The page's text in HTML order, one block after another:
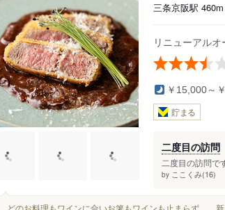
三条京阪駅
リニューアル
￥15,000～
貯まる
二度目の訪問
二度目の訪問で
by ここくみ(16)